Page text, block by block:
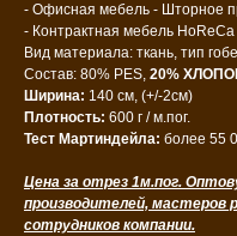
- Офисная мебель - Шторное
- Контрактная мебель HoReCa
Вид материала: ткань, тип
Состав: 80% PES, 20%
Ширина: 140 см, (+/-2см)
Плотность: 600 г / м.пог.
Тест Мартиндейла: более 55
Цена за отрез 1м.пог.
производителей, мастеров
сотрудников компании.